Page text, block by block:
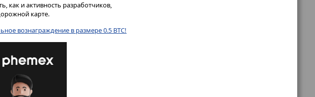
как и активность разработчиков,
карте.
вознаграждение в размере 0.5 BTC!